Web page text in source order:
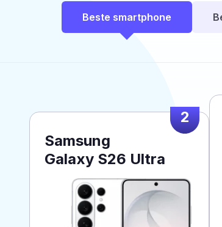
Beste smartphone
2
Samsung
Galaxy S26 Ultra